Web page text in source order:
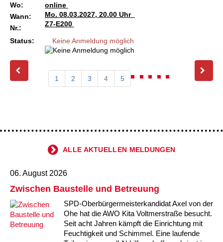
Wo:
online
Wann:
Mo. 08.03.2027, 20.00 Uhr
Nr.:
Z7-E200
Status: Keine Anmeldung möglich
1 2 3 4 5
ALLE AKTUELLEN MELDUNGEN
06. August 2026
Zwischen Baustelle und Betreuung
SPD-Oberbürgermeisterkandidat Axel von der
Ohe hat die AWO Kita Voltmerstraße besucht.
Seit acht Jahren kämpft die Einrichtung mit
Feuchtigkeit und Schimmel. Eine laufende